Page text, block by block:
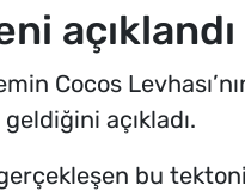
açıklandı
Cocos
açıkladı.
bu